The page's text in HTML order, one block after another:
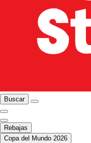
Buscar
Rebajas
Copa del Mundo 2026